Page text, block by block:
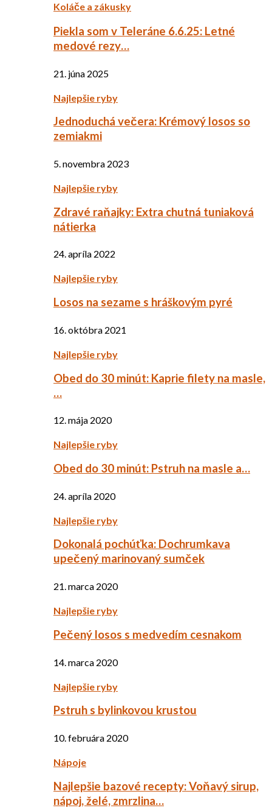
Koláče a zákusky
Piekla som v Teleráne 6.6.25: Letné
medové rezy…
21. júna 2025
Najlepšie ryby
Jednoduchá večera: Krémový losos so
zemiakmi
5. novembra 2023
Najlepšie ryby
Zdravé raňajky: Extra chutná tuniaková
nátierka
24. apríla 2022
Najlepšie ryby
Losos na sezame s hráškovým pyré
16. októbra 2021
Najlepšie ryby
Obed do 30 minút: Kaprie filety na masle,
…
12. mája 2020
Najlepšie ryby
Obed do 30 minút: Pstruh na masle a…
24. apríla 2020
Najlepšie ryby
Dokonalá pochúťka: Dochrumkava
upečený marinovaný sumček
21. marca 2020
Najlepšie ryby
Pečený losos s medvedím cesnakom
14. marca 2020
Najlepšie ryby
Pstruh s bylinkovou krustou
10. februára 2020
Nápoje
Najlepšie bazové recepty: Voňavý sirup,
nápoj, želé, zmrzlina…